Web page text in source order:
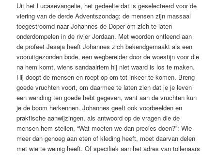
Uit het Lucasevangelie, het gedeelte dat is geselecteerd voor de
viering van de derde Adventszondag: de mensen zijn massaal
toegestroomd naar Johannes de Doper om zich te laten
onderdompelen in de rivier Jordaan. Met woorden ontleend aan
de profeet Jesaja heeft Johannes zich bekendgemaakt als een
vooruitgezonden bode, een wegbereider door de woestijn voor die
na hem komt, wiens sandaalriem hij niet waard is los te maken.
Hij doopt de mensen en roept op om tot inkeer te komen. Breng
goede vruchten voort, om daarmee te laten zien dat je je leven
een wending ten goede hebt gegeven, want aan de vruchten kun
je de boom herkennen. Johannes geeft ook voorbeelden en
praktische aanwijzingen, als antwoord op de vragen die de
mensen hem stellen, “Wat moeten we dan precies doen?”: Wie
meer dan genoeg aan eten of kleding heeft, moet daarvan delen
met wie te weinig heeft. Of specifiek aan het adres van tollenaars